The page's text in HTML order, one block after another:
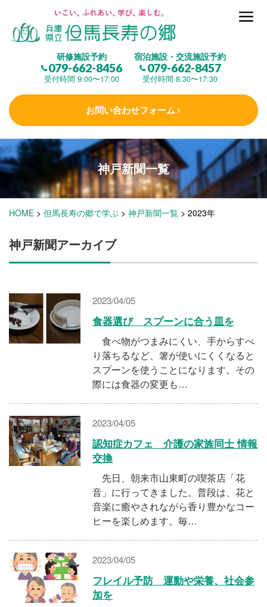
研修施設予約
079-662-8456
受付時間 9:00〜17:00
宿泊施設・交流施設予約
079-662-8457
受付時間 8:30〜17:30
お問い合わせフォーム
但馬長寿の郷とは
(研修施設)
楽しむ
学 ぶ (健康福祉)
泊まる(宿泊)
施設・料金
アクセス
神戸新聞一覧
HOME > 但馬長寿の郷で学ぶ > 神戸新聞一覧 > 2023年
神戸新聞アーカイブ
2023/04/05
食器選び スプーンに合う皿を
食べ物がつまみにくい、手からすべ
り落ちるなど、箸が使いにくくなると
スプーンを使うことになります。その
際には食器の変更も…
2023/04/05
認知症カフェ 介護の家族同士 情報
交換
先日、朝来市山東町の喫茶店「花
音」に行ってきました。普段は、花と
音楽に癒やされながら香り豊かなコー
ヒーを楽しめます。毎…
2023/04/05
フレイル予防 運動や栄養、社会参
加を